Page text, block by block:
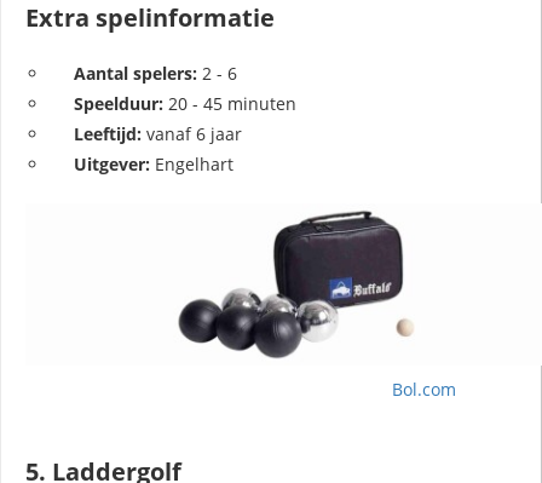
Extra spelinformatie
Aantal spelers: 2 - 6
Speelduur:20 - 45 minuten
Leeftijd:vanaf 6 jaar
Uitgever: Engelhart
Bol.com
5. Laddergolf